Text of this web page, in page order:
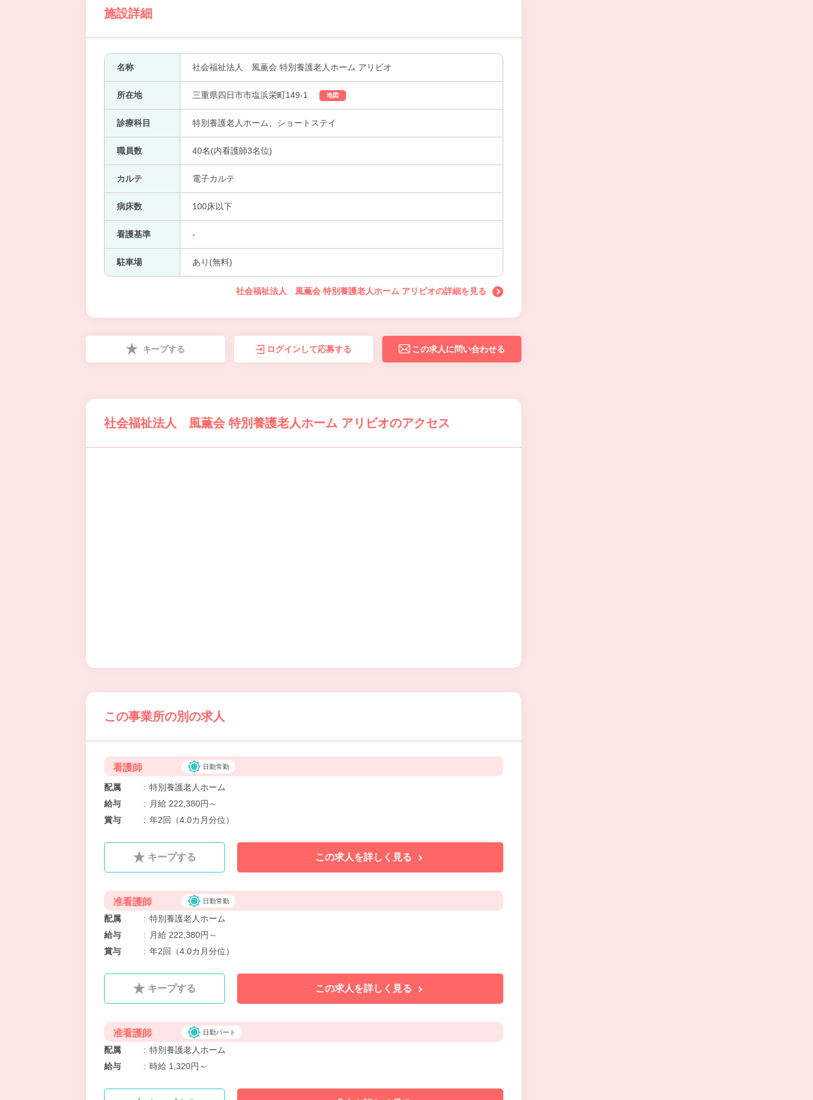
施設詳細
名称 社会福祉法人 風薫会 特別養護老人ホーム アリビオ
所在地 三重県四日市市塩浜栄町149-1 地図
診療科目 特別養護老人ホーム、ショートステイ
職員数 40名(内看護師3名位)
カルテ 電子カルテ
病床数 100床以下
看護基準 -
駐車場 あり(無料)
社会福祉法人 風薫会 特別養護老人ホーム アリビオの詳細を見る
キープする ログインして応募する この求人に問い合わせる
社会福祉法人 風薫会 特別養護老人ホーム アリビオのアクセス
この事業所の別の求人
看護師 日勤常勤
配属 : 特別養護老人ホーム
給与
:
月給 222,380円～
賞与
: 年2回（4.0カ月分位）
キープする この求人を詳しく見る
准看護師 日勤常勤
配属 : 特別養護老人ホーム
給与
:
月給 222,380円～
賞与
: 年2回（4.0カ月分位）
キープする この求人を詳しく見る
准看護師 日勤パート
配属 : 特別養護老人ホーム
給与
: 時給 1,320円～